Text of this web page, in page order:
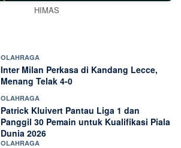
HIMAS
OLAHRAGA
Inter Milan Perkasa di Kandang Lecce,
Menang Telak 4-0
OLAHRAGA
Patrick Kluivert Pantau Liga 1 dan
Panggil 30 Pemain untuk Kualifikasi Piala
Dunia 2026
OLAHRAGA